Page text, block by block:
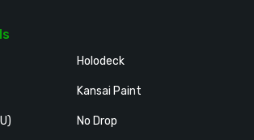
Holodeck
Kansai Paint
No Drop